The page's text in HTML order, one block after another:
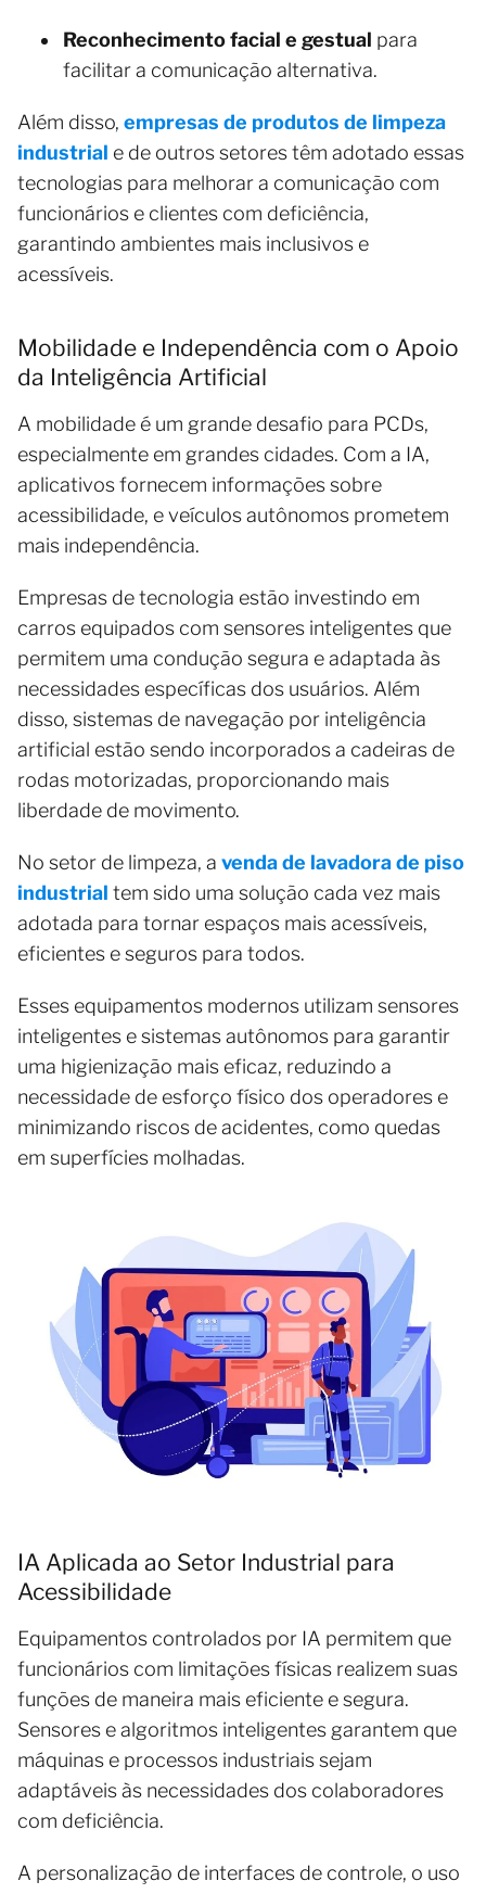
Reconhecimento facial e gestual para
facilitar a comunicação alternativa.
Além disso, empresas de produtos de limpeza
industrial e de outros setores têm adotado essas
tecnologias para melhorar a comunicação com
funcionários e clientes com deficiência,
garantindo ambientes mais inclusivos e
acessíveis.
Mobilidade e Independência com o Apoio
da Inteligência Artificial
A mobilidade é um grande desafio para PCDs,
especialmente em grandes cidades. Com a IA,
aplicativos fornecem informações sobre
acessibilidade, e veículos autônomos prometem
mais independência.
Empresas de tecnologia estão investindo em
carros equipados com sensores inteligentes que
permitem uma condução segura e adaptada às
necessidades específicas dos usuários. Além
disso, sistemas de navegação por inteligência
artificial estão sendo incorporados a cadeiras de
rodas motorizadas, proporcionando mais
liberdade de movimento.
No setor de limpeza, a venda de lavadora de piso
industrial tem sido uma solução cada vez mais
adotada para tornar espaços mais acessíveis,
eficientes e seguros para todos.
Esses equipamentos modernos utilizam sensores
inteligentes e sistemas autônomos para garantir
uma higienização mais eficaz, reduzindo a
necessidade de esforço físico dos operadores e
minimizando riscos de acidentes, como quedas
em superfícies molhadas.
IA Aplicada ao Setor Industrial para
Acessibilidade
Equipamentos controlados por IA permitem que
funcionários com limitações físicas realizem suas
funções de maneira mais eficiente e segura.
Sensores e algoritmos inteligentes garantem que
máquinas e processos industriais sejam
adaptáveis às necessidades dos colaboradores
com deficiência.
A personalização de interfaces de controle, o uso